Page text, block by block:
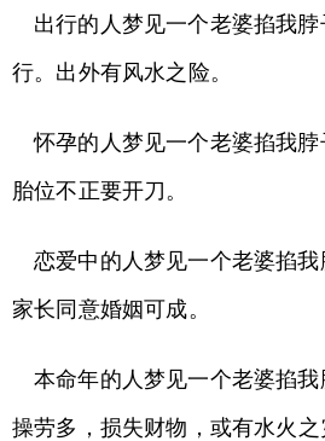
出行的人梦见一个老婆掐我
行。出外有风水之险。
怀孕的人梦见一个老婆掐我
胎位不正要开刀。
恋爱中的人梦见一个老婆掐
家长同意婚姻可成。
本命年的人梦见一个老婆掐
操劳多，损失财物，或有水火之